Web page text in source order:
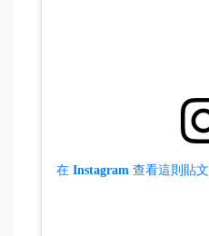
在 Instagram 查看這則貼文